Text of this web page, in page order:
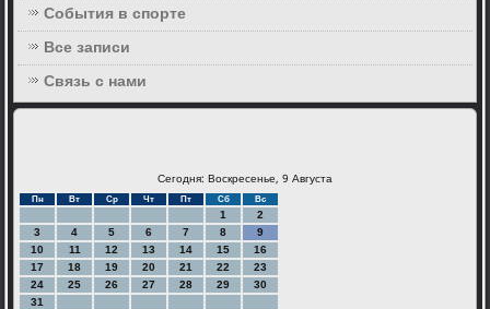
События в спорте
Все записи
Связь с нами
Сегодня: Воскресенье, 9 Августа
Пн Вт Ср Чт Пт Сб Вс
1
2
3
4 5 6 7 8
9
10
11 12 13 14 15
16
17
18 19 20 21 22
23
24
25 26 27 28 29
30
31